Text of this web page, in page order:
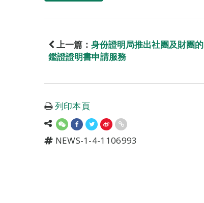
上一篇： 身份證明局推出社團及財團的
鑑證證明書申請服務
列印本頁
NEWS-1-4-1106993